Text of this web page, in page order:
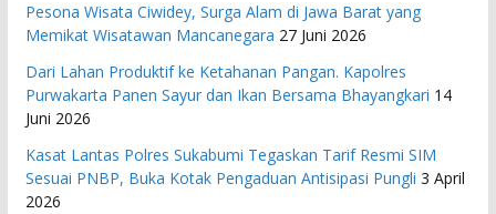
Pesona Wisata Ciwidey, Surga Alam di Jawa Barat yang
Memikat Wisatawan Mancanegara 27 Juni 2026
Dari Lahan Produktif ke Ketahanan Pangan. Kapolres
Purwakarta Panen Sayur dan Ikan Bersama Bhayangkari 14
Juni 2026
Kasat Lantas Polres Sukabumi Tegaskan Tarif Resmi SIM
Sesuai PNBP, Buka Kotak Pengaduan Antisipasi Pungli 3 April
2026